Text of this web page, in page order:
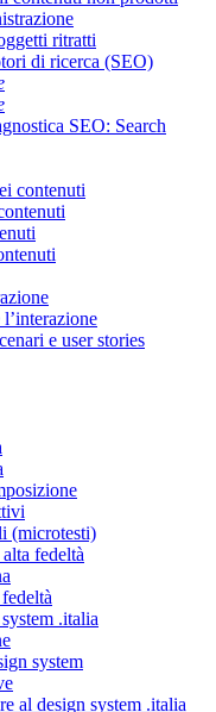
ritratti
di ricerca (SEO)
SEO: Search
contenuti
e user stories
(microtesti)
fedeltà
.italia
system
al design system .italia